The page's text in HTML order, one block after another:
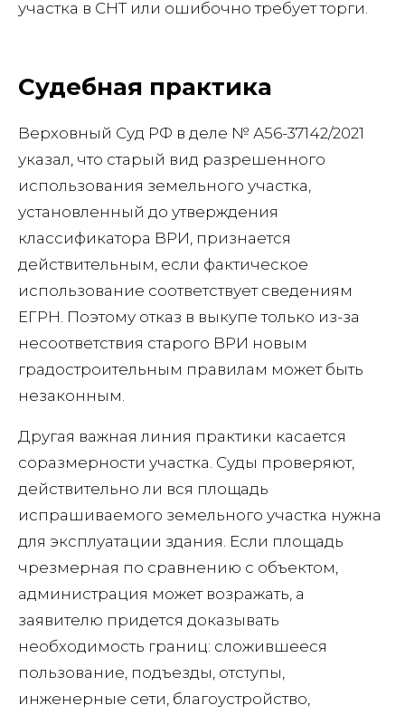
участка в СНТ или ошибочно требует торги.
Судебная практика
Верховный Суд РФ в деле № А56-37142/2021
указал, что старый вид разрешенного
использования земельного участка,
установленный до утверждения
классификатора ВРИ, признается
действительным, если фактическое
использование соответствует сведениям
ЕГРН. Поэтому отказ в выкупе только из-за
несоответствия старого ВРИ новым
градостроительным правилам может быть
незаконным.
Другая важная линия практики касается
соразмерности участка. Суды проверяют,
действительно ли вся площадь
испрашиваемого земельного участка нужна
для эксплуатации здания. Если площадь
чрезмерная по сравнению с объектом,
администрация может возражать, а
заявителю придется доказывать
необходимость границ: сложившееся
пользование, подъезды, отступы,
инженерные сети, благоустройство,